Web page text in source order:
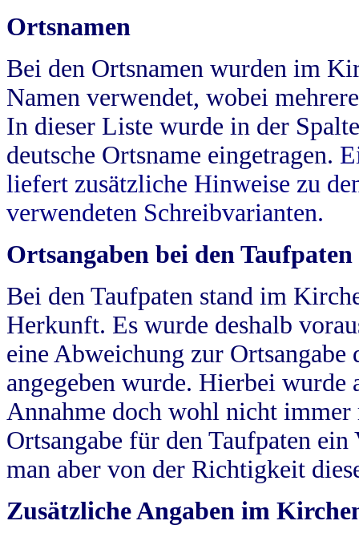
Ortsnamen
Bei den Ortsnamen wurden im
Namen verwendet, wobei
In dieser Liste wurde in der
deutsche Ortsname eingetragen.
liefert zusätzliche Hinweise zu
verwendeten Schreibvarianten.
Ortsangaben bei den Taufpaten
Bei den Taufpaten stand im
Herkunft. Es wurde deshalb
eine Abweichung zur
angegeben wurde. Hierbei wurde
Annahme doch wohl nicht
Ortsangabe für den Taufpaten
man aber von der Richtigkeit
Zusätzliche Angaben im